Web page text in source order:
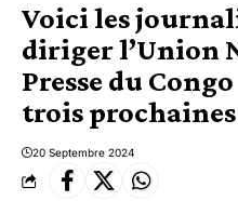
Voici les
diriger l’Union
Presse du
trois prochaines
20 Septembre 2024